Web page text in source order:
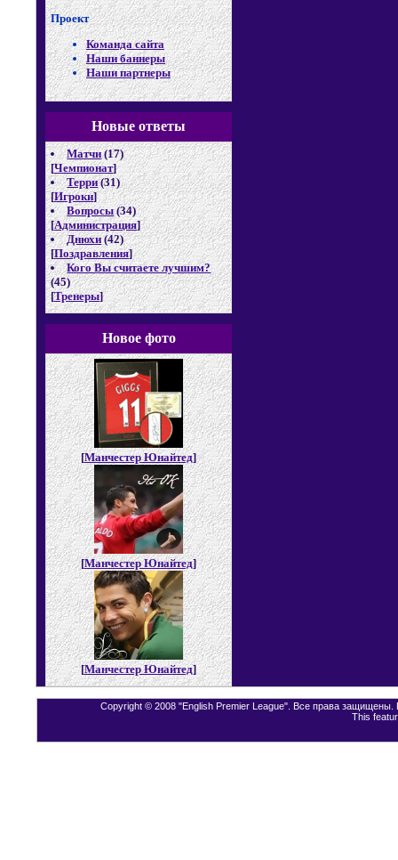
Проект
Команда сайта
Наши баннеры
Наши партнеры
Новые ответы
Матчи (17)
[Чемпионат]
Терри (31)
[Игроки]
Вопросы (34)
[Администрация]
Днюхи (42)
[Поздравления]
Кого Вы считаете лучшим?
(45)
[Тренеры]
Новое фото
[Манчестер Юнайтед]
[Манчестер Юнайтед]
[Манчестер Юнайтед]
Copyright © 2008 "English Premier League". Все права защищены.
This